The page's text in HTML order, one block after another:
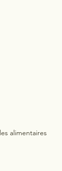
alimentaires